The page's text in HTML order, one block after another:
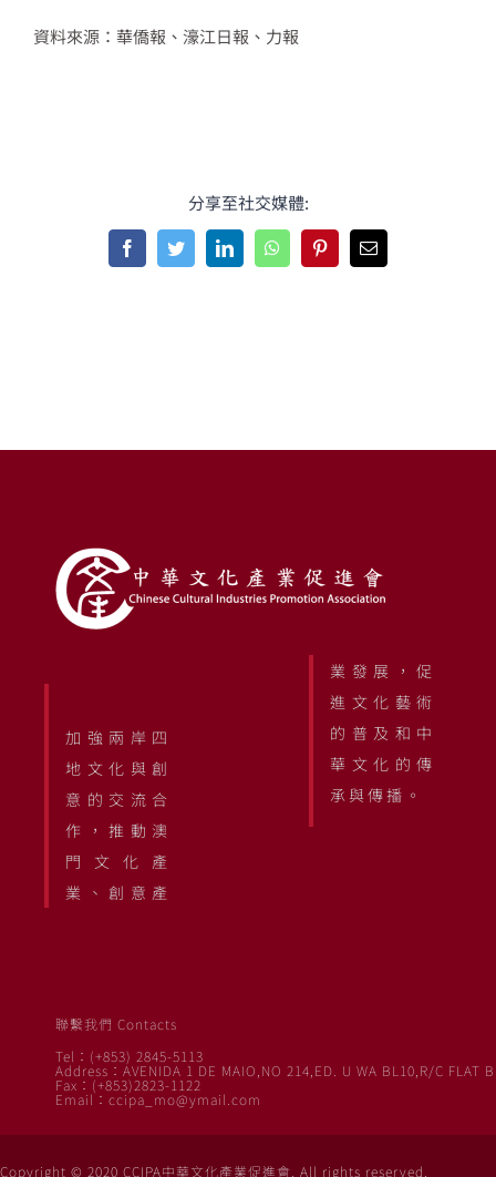
資料來源：華僑報、濠江日報、力報
分享至社交媒體:
FacebookTwitterLinkedInWhatsAppPinterestEmail
加強兩岸四
地文化與創
意的交流合
作，推動澳
門文化產
業、創意產
業發展，促
進文化藝術
的普及和中
華文化的傳
承與傳播。
聯繫我們 Contacts
Tel：(+853) 2845-5113
Address：AVENIDA 1 DE MAIO,NO 214,ED. U WA BL10,R/C FLAT B
Fax：(+853)2823-1122
Email：ccipa_mo@ymail.com
Copyright © 2020 CCIPA中華文化產業促進會. All rights reserved.